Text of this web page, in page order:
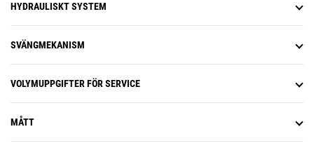
drifteffektiviteten på
position i förhållande till GPS- och
GLONASS-systemen.
HYDRAULISKT SYSTEM
SVÄNGMEKANISM
VOLYMUPPGIFTER FÖR SERVICE
MÅTT